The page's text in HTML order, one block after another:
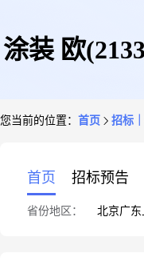
涂装 欧
您当前的位置： 首页 招标
首页 招标预告
省份地区： 北京广东